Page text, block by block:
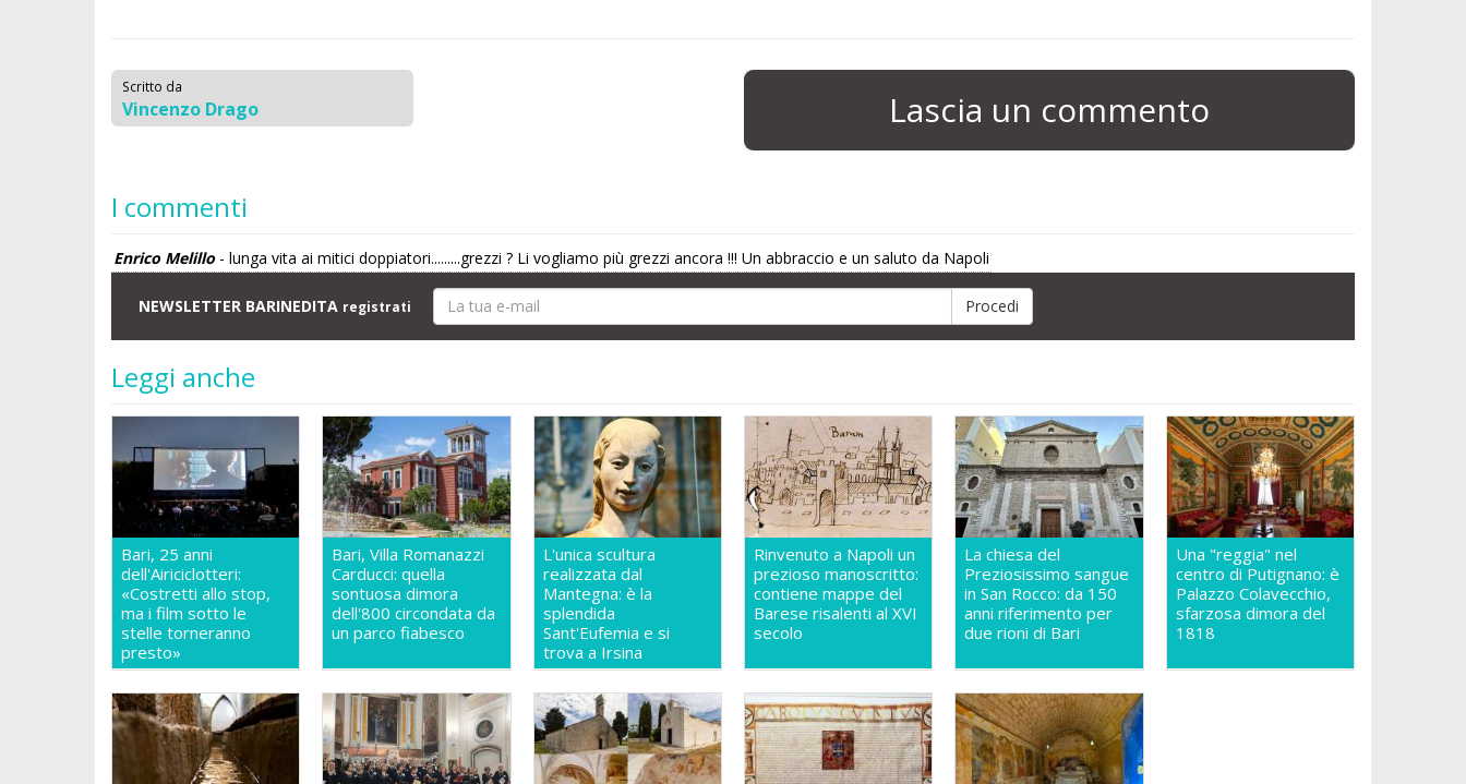
Scritto da
Vincenzo Drago Lascia un commento
I commenti
Enrico Melillo- lunga vita ai mitici doppiatori.........grezzi ? Li vogliamo più grezzi ancora !!! Un abbraccio e un saluto da Napoli
NEWSLETTER BARINEDITA registrati
Leggi anche
Bari, 25 anni
dell'Airiciclotteri:
«Costretti allo stop,
ma i film sotto le
stelle torneranno
presto»
Bari, Villa Romanazzi
Carducci: quella
sontuosa dimora
dell'800 circondata da
un parco fiabesco
L'unica scultura
realizzata dal
Mantegna: è la
splendida
Sant'Eufemia e si
trova a Irsina
Rinvenuto a Napoli un
prezioso manoscritto:
contiene mappe del
Barese risalenti al XVI
secolo
La chiesa del
Preziosissimo sangue
in San Rocco: da 150
anni riferimento per
due rioni di Bari
Una "reggia" nel
centro di Putignano: è
Palazzo Colavecchio,
sfarzosa dimora del
1818